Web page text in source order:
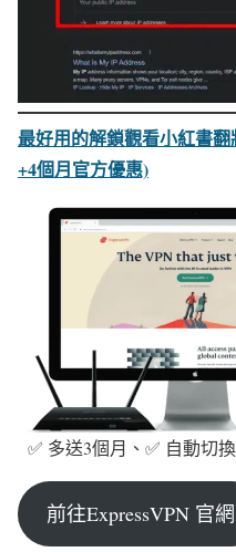
最好用的解鎖觀看小紅書翻
+4個月官方優惠)
✅ 多送3個月、✅ 自動切
前往ExpressVPN 官網